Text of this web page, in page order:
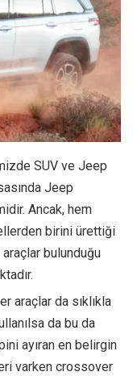
SUV ve Jeep
Jeep
Ancak, hem
birini ürettiği
bulunduğu
araçlar da sıklıkla
da bu da
ayıran en belirgin
varken crossover